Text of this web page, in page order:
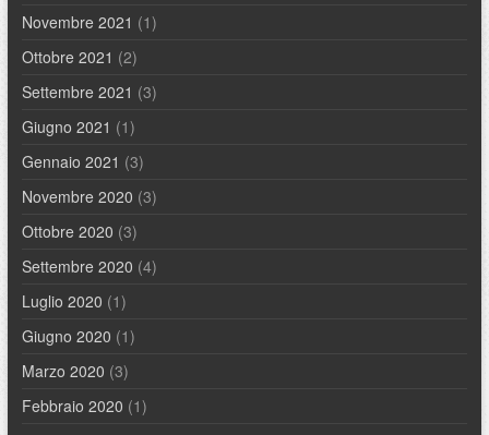
Novembre 2021 (1)
Ottobre 2021 (2)
Settembre 2021 (3)
Giugno 2021 (1)
Gennaio 2021 (3)
Novembre 2020 (3)
Ottobre 2020 (3)
Settembre 2020 (4)
Luglio 2020 (1)
Giugno 2020 (1)
Marzo 2020 (3)
Febbraio 2020 (1)